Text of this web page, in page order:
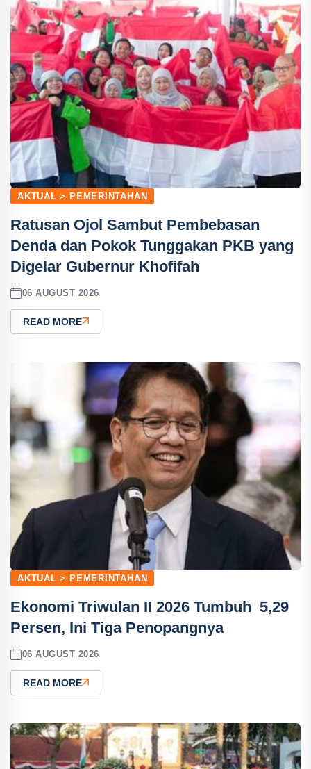
AKTUAL > PEMERINTAHAN
Ratusan Ojol Sambut Pembebasan
Denda dan Pokok Tunggakan PKB yang
Digelar Gubernur Khofifah
06 AUGUST 2026
READ MORE
AKTUAL > PEMERINTAHAN
Ekonomi Triwulan II 2026 Tumbuh 5,29
Persen, Ini Tiga Penopangnya
06 AUGUST 2026
READ MORE